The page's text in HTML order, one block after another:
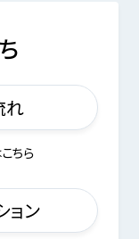
れ
ちら
ョン